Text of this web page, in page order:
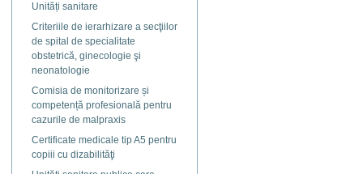
Unități sanitare
Criteriile de ierarhizare a secţiilor
de spital de specialitate
obstetrică, ginecologie şi
neonatologie
Comisia de monitorizare și
competență profesională pentru
cazurile de malpraxis
Certificate medicale tip A5 pentru
copiii cu dizabilităţi